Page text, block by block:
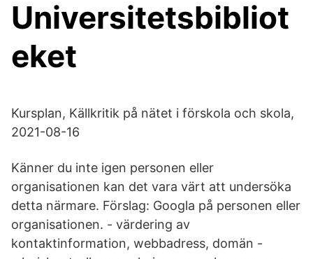
Universitetsbibliot
eket
Kursplan, Källkritik på nätet i förskola och skola,
2021-08-16
Känner du inte igen personen eller
organisationen kan det vara värt att undersöka
detta närmare. Förslag: Googla på personen eller
organisationen. - värdering av
kontaktinformation, webbadress, domän -